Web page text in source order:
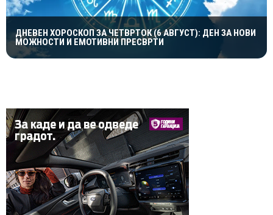
ДНЕВЕН ХОРОСКОП ЗА ЧЕТВРТОК (6 АВГУСТ): ДЕН ЗА НОВИ
МОЖНОСТИ И ЕМОТИВНИ ПРЕСВРТИ